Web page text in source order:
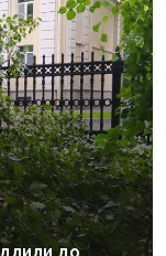
до